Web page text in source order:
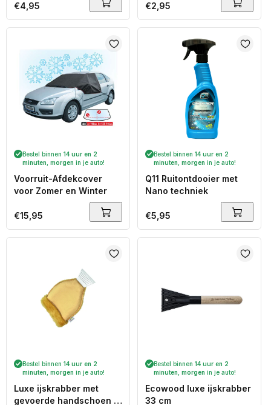
Normale
prijs
€4,95
Normale
prijs
€2,95
Bestel binnen 14 uur en 2
minuten morgen in je auto!
Voorruit-Afdekcover
voor Zomer en Winter
Normale
prijs
€15,95
Bestel binnen 14 uur en 2
minuten morgen in je auto!
Q11 Ruitontdooier met
Nano techniek
Normale
prijs
€5,95
Bestel binnen 14 uur en 2
minuten morgen in je auto!
Luxe ijskrabber met
gevoerde handschoen -
Bestel binnen 14 uur en 2
minuten morgen in je auto!
Ecowood luxe ijskrabber
33 cm